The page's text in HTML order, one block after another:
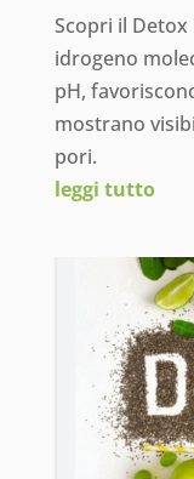
Scopri il
idrogeno
pH,
mostrano
pori.
leggi tutto